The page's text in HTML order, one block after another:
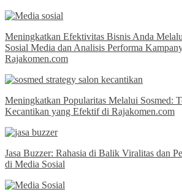
Meningkatkan Efektivitas Bisnis Anda
Sosial Media dan Analisis Performa
Rajakomen.com
Meningkatkan Popularitas Melalui Sosmed:
Kecantikan yang Efektif di Rajakomen.com
Jasa Buzzer: Rahasia di Balik Viralitas dan
di Media Sosial